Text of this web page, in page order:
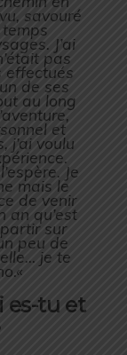
savouré
J’ai
pas
effectués
de ses
au long
et
j’ai voulu
Je
mais le
de venir
an qu’est
partir sur
peu de
je te
«
es-tu et